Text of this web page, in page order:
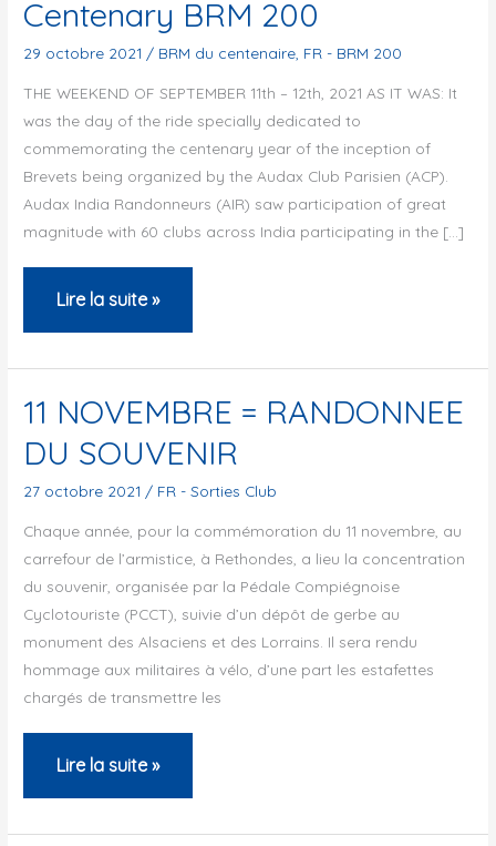
Centenary BRM 200
29 octobre 2021 / BRM du centenaire FR - BRM 200
THE WEEKEND OF SEPTEMBER 11th – 12th, 2021 AS IT WAS: It
was the day of the ride specially dedicated to
commemorating the centenary year of the inception of
Brevets being organized by the Audax Club Parisien (ACP).
Audax India Randonneurs (AIR) saw participation of great
magnitude with 60 clubs across India participating in the […]
Centenary
BRM
200
Lire la suite »
11 NOVEMBRE = RANDONNEE
DU SOUVENIR
27 octobre 2021 / FR - Sorties Club
Chaque année, pour la commémoration du 11 novembre, au
carrefour de l’armistice, à Rethondes, a lieu la concentration
du souvenir, organisée par la Pédale Compiégnoise
Cyclotouriste (PCCT), suivie d’un dépôt de gerbe au
monument des Alsaciens et des Lorrains. Il sera rendu
hommage aux militaires à vélo, d’une part les estafettes
chargés de transmettre les
11
NOVEMBRE
=
Lire la suite »